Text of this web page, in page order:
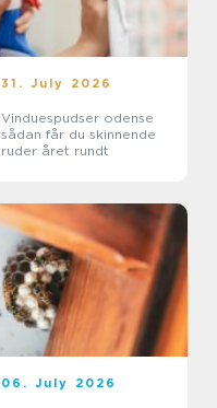
31. July 2026
Vinduespudser odense
sådan får du skinnende
ruder året rundt
06. July 2026